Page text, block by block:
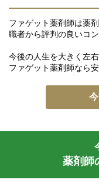
ファゲット薬剤師は薬
職者から評判の良いコ
今後の人生を大きく左右
ファゲット薬剤師なら
薬剤師